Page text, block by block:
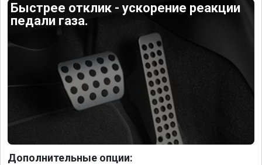
Быстрее отклик - ускорение реакции
педали газа.
Дополнительные опции: